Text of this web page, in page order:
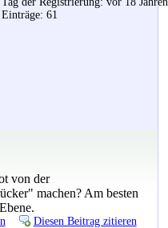
Einträge: 61
von der
machen? Am besten
Diesen Beitrag zitieren